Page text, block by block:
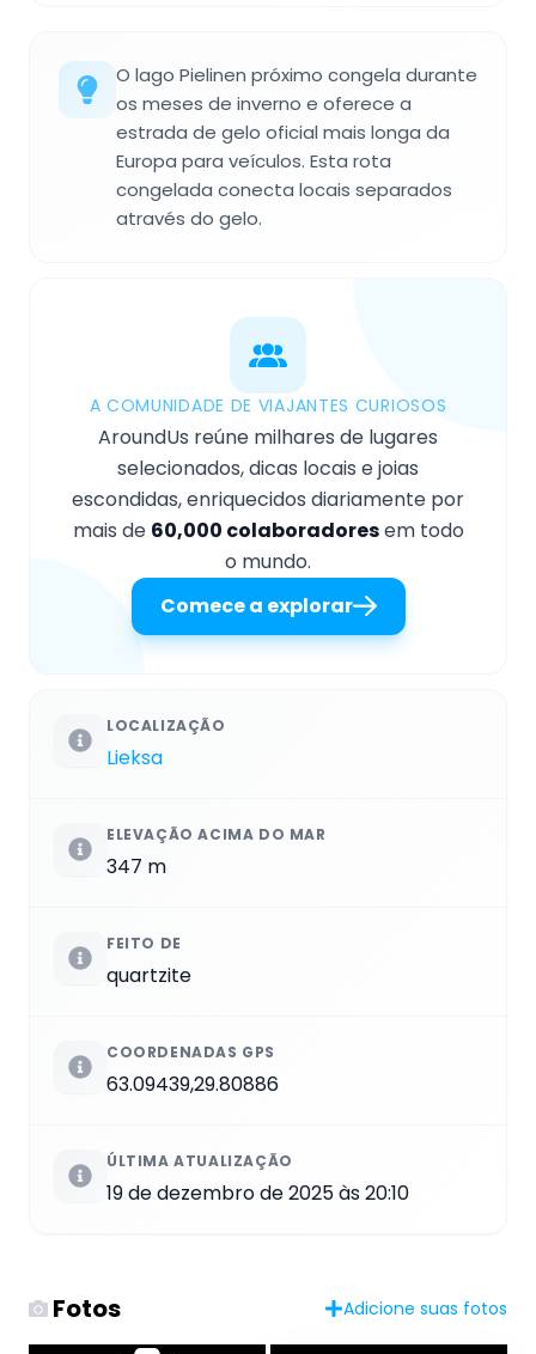
O lago Pielinen próximo congela durante
os meses de inverno e oferece a
estrada de gelo oficial mais longa da
Europa para veículos. Esta rota
congelada conecta locais separados
através do gelo.
A COMUNIDADE DE VIAJANTES CURIOSOS
AroundUs reúne milhares de lugares
selecionados, dicas locais e joias
escondidas, enriquecidos diariamente por
mais de 60,000 colaboradoresem todo
o mundo.
Comece a explorar
LOCALIZAÇÃO
Lieksa
ELEVAÇÃO ACIMA DO MAR
347 m
FEITO DE
quartzite
COORDENADAS GPS
63.09439,29.80886
ÚLTIMA ATUALIZAÇÃO
19 de dezembro de 2025 às 20:10
Fotos Adicione suas fotos